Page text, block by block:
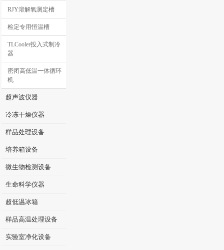
RJY溶解氧测定槽
检定专用恒温槽
TLCooler投入式制冷
器
密闭高低温一体循环
机
超声波仪器
冷冻干燥仪器
样品处理设备
培养箱设备
微生物检测设备
生命科学仪器
超低温冰箱
样品高温处理设备
实验室净化设备